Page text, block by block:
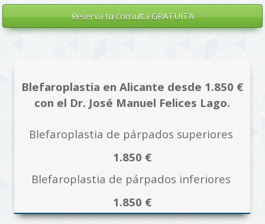
Reserva tuconsulta GRATUITA
Blefaroplastia en Alicante desde 1.850 €
con el Dr. José Manuel Felices Lago.
Blefaroplastia de párpados superiores
1.850 €
Blefaroplastia de párpados inferiores
1.850 €